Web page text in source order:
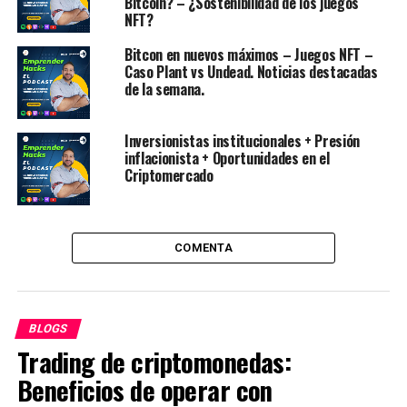
6 5.- Reinvierte en la empresa
Una de las múltiples razones,
por las que se hace tan difícil
alcanzar aumentar la
1.- Una falta de conocimiento en el ámbito de la
reinversión y el flujo de capitales.
2.- Carecer de una política de reinversión y de
dividendos.
NFT?
Bitcon en nuevos máximos – Juegos NFT –
Caso Plant vs Undead. Noticias destacadas
de la semana.
Inversionistas institucionales + Presión
inflacionista + Oportunidades en el
Criptomercado
COMENTA
BLOGS
Trading de criptomonedas:
Beneficios de operar con